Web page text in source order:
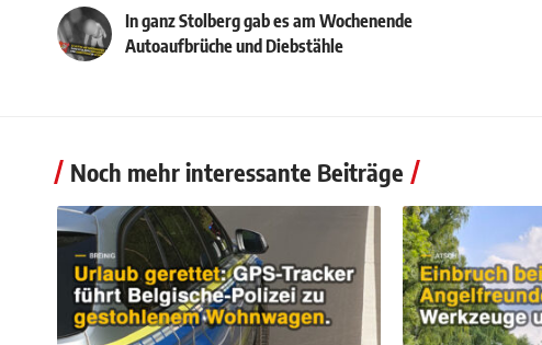
In ganz Stolberg gab es am Wochenende
Autoaufbrüche und Diebstähle
Noch mehr interessante Beiträge